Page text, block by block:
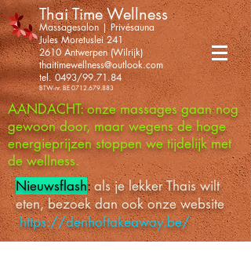
Thai Time Wellness
Massagesalon | Privésauna
Jules Moretuslei 241
2610 Antwerpen (Wilrijk)
thaitimewellness@outlook.com
tel. 0493/99.71.84
BTW-nr. BE 0712.679.883
AANDACHT: onze massages gaan nog
gewoon door, maar wegens de hoge
energieprijzen stoppen we tijdelijk met
de wellness.
Nieuwsflash:als je lekker Thais wilt
eten, bezoek dan ook onze website
https://denhoftakeaway.be/